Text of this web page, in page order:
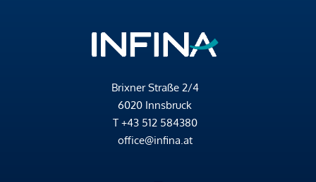
Brixner Straße 2/4
6020 Innsbruck
T +43 512 584380
office@infina.at